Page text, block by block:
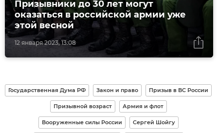
12 января 2023, 13:08
Призывники до 30 лет могут
оказаться в российской армии уже
этой весной
Государственная Дума РФ Закон и право Призыв в ВС России
Призывной возраст Армия и флот
Вооруженные силы России Сергей Шойгу